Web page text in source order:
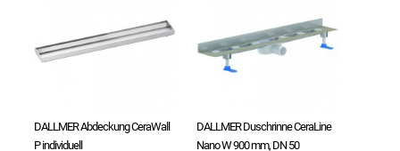
DALLMER Abdeckung CeraWall
P individuell
DALLMER Duschrinne CeraLine
Nano W 900 mm, DN 50